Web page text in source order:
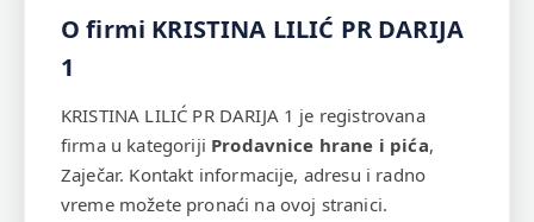
O firmi KRISTINA LILIĆ PR DARIJA
1
KRISTINA LILIĆ PR DARIJA 1 je registrovana
firma u kategoriji Prodavnice hrane i pića,
Zaječar. Kontakt informacije, adresu i radno
vreme možete pronaći na ovoj stranici.